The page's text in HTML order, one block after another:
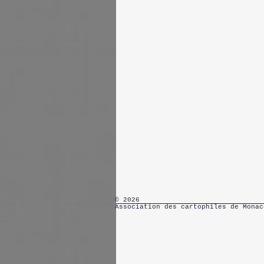
© 2026
Association des cartophiles de